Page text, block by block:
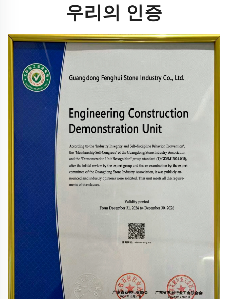
우리의 인증